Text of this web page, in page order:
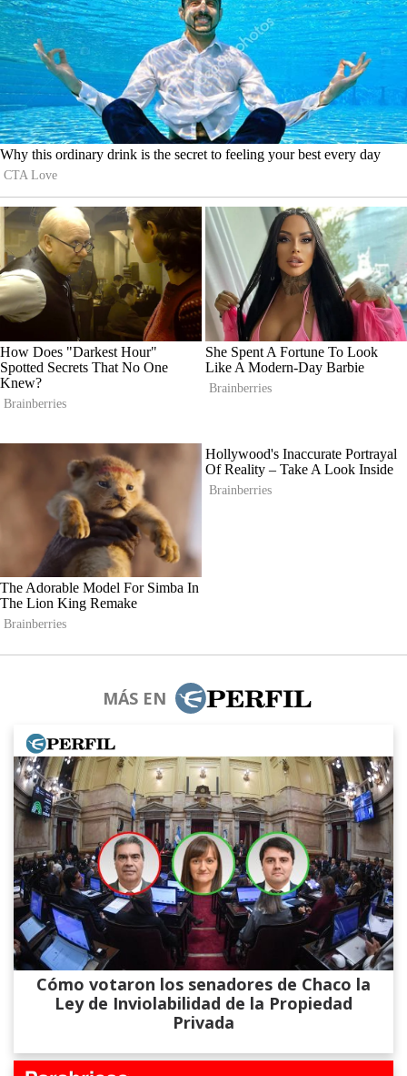
MÁS EN
Cómo votaron los senadores de Chaco la
Ley de Inviolabilidad de la Propiedad
Privada